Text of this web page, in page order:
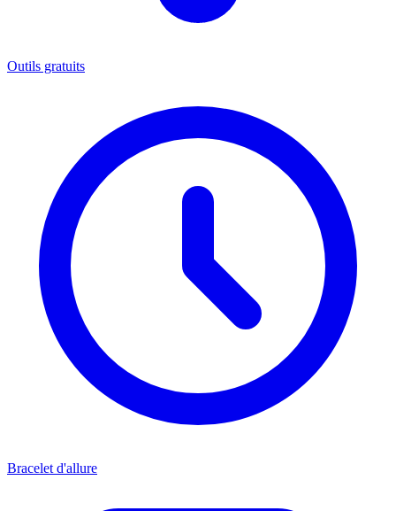
Outils gratuits
Bracelet d'allure